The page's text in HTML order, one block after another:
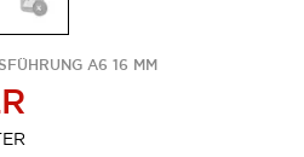
A6 16 MM